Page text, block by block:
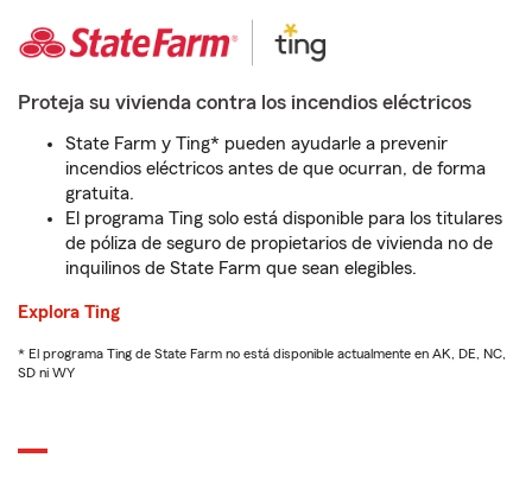
Proteja su vivienda contra los incendios eléctricos
State Farm y Ting* pueden ayudarle a prevenir
incendios eléctricos antes de que ocurran, de forma
gratuita.
El programa Ting solo está disponible para los titulares
de póliza de seguro de propietarios de vivienda no de
inquilinos de State Farm que sean elegibles.
Explora Ting
* El programa Ting de State Farm no está disponible actualmente en AK, DE, NC,
SD ni WY